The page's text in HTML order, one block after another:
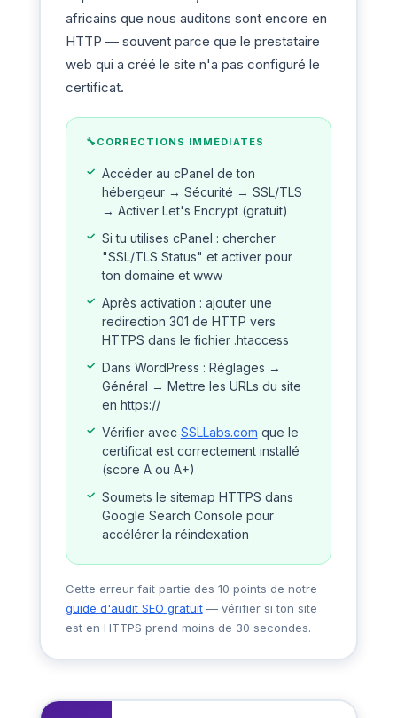
africains que nous auditons sont encore en
HTTP — souvent parce que le prestataire
web qui a créé le site n'a pas configuré le
certificat.
CORRECTIONS IMMÉDIATES
Accéder au cPanel de ton
hébergeur → Sécurité → SSL/TLS
→ Activer Let's Encrypt (gratuit)
Si tu utilises cPanel : chercher
"SSL/TLS Status" et activer pour
ton domaine et www
Après activation : ajouter une
redirection 301 de HTTP vers
HTTPS dans le fichier .htaccess
Dans WordPress : Réglages →
Général → Mettre les URLs du site
en https://
Vérifier avec SSLLabs.com que le
certificat est correctement installé
(score A ou A+)
Soumets le sitemap HTTPS dans
Google Search Console pour
accélérer la réindexation
Cette erreur fait partie des 10 points de notre
guide d'audit SEO gratuit— vérifier si ton site
est en HTTPS prend moins de 30 secondes.